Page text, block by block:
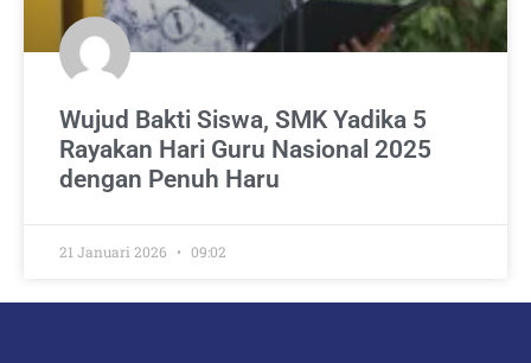
Wujud Bakti Siswa, SMK Yadika 5
Rayakan Hari Guru Nasional 2025
dengan Penuh Haru
21 Januari 2026 09:02